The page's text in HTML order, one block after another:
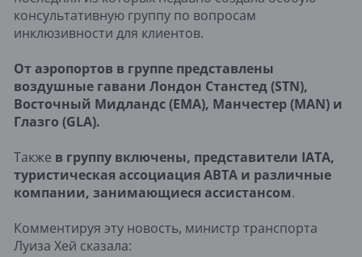
консультативную группу по вопросам
инклюзивности для клиентов.
От аэропортов в группе представлены
воздушные гавани Лондон Станстед (STN),
Восточный Мидландс (EMA), Манчестер (MAN) и
Глазго (GLA).
Также в группу включены, представители IATA,
туристическая ассоциация ABTA и различные
компании, занимающиеся ассистансом.
Комментируя эту новость, министр транспорта
Луиза Хей сказала: